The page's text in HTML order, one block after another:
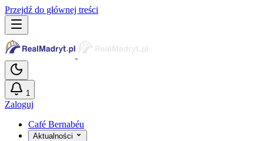
Przejdź do głównej treści
1
Zaloguj
Café Bernabéu
Aktualności